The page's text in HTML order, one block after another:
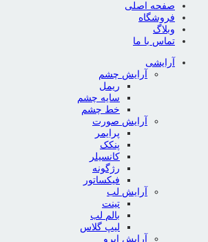
صفحه اصلی
فروشگاه
وبلاگ
تماس با ما
آرایشی
آرایش چشم
ریمل
سایه چشم
خط چشم
آرایش صورت
پرایمر
پنکک
کانسیلر
رژگونه
فیکساتور
آرایش لب
تینت
بالم لب
لیپ گلاس
آرایش ابرو